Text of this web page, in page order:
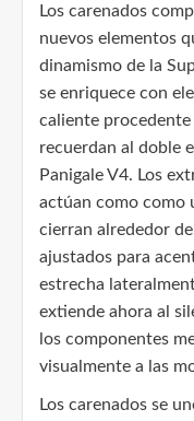
Los carenados
nuevos elementos
dinamismo de la
se enriquece con
caliente
recuerdan al doble
Panigale V4. Los
actúan como como
cierran alrededor
ajustados para
estrecha
extiende ahora al
los componentes
visualmente a las
Los carenados se